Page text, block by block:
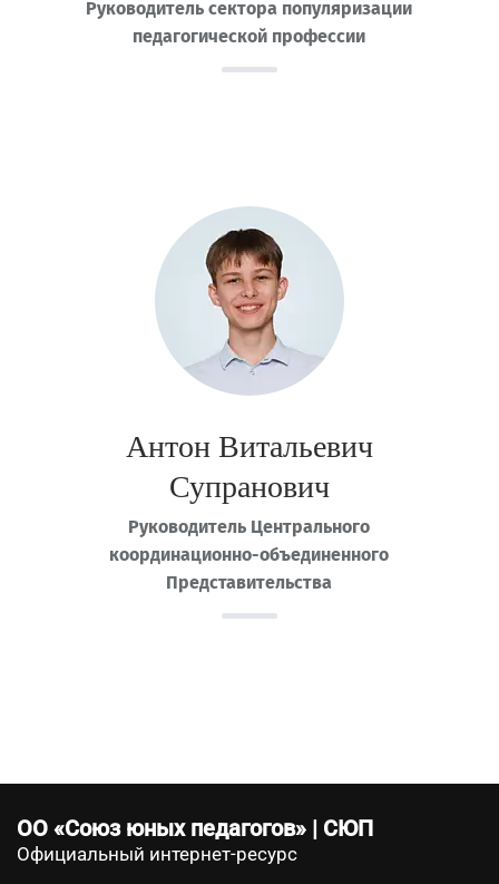
Руководитель сектора популяризации
педагогической профессии
Антон Витальевич
Супранович
Руководитель Центрального
координационно-объединенного
Представительства
ОО «Союз юных педагогов» | СЮП
Официальный интернет-ресурс